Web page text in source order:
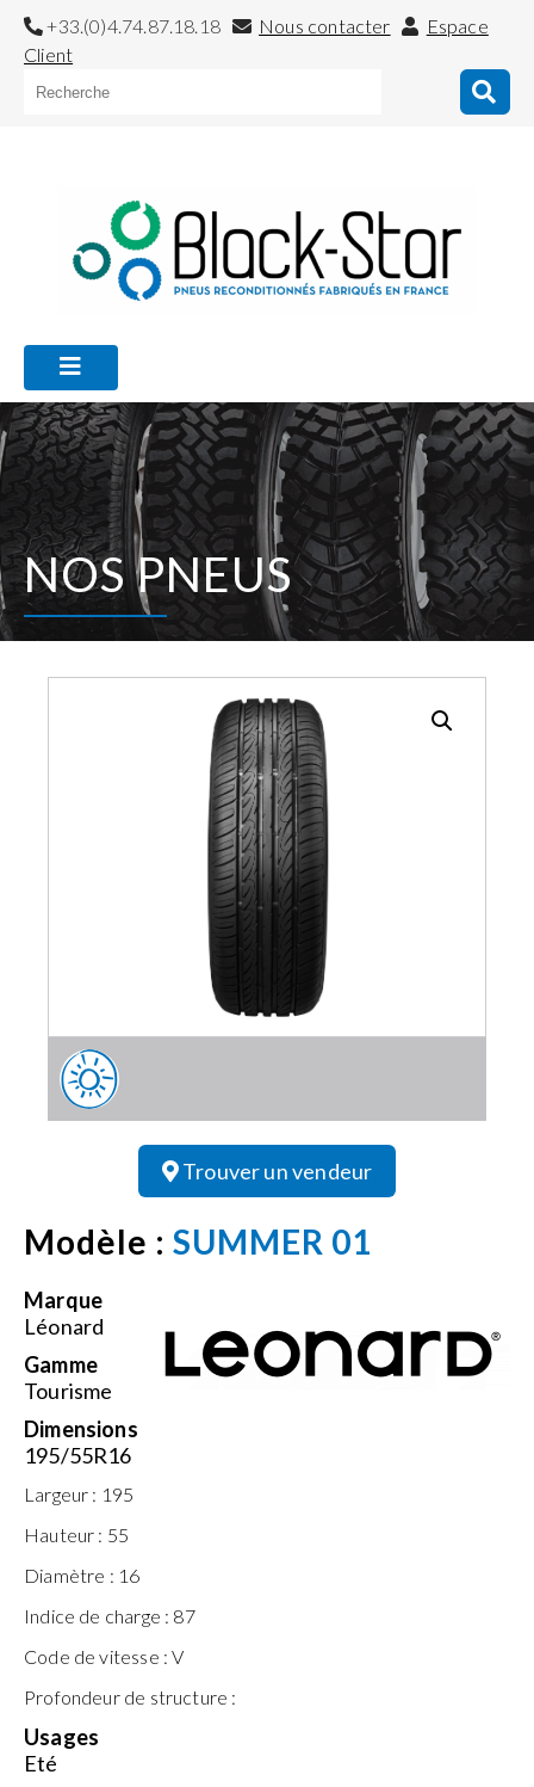
+33.(0)4.74.87.18.18 Nous contacter
Espace
Client
NOS PNEUS
Trouver un vendeur
Modèle : SUMMER 01
Marque
Léonard
Gamme
Tourisme
Dimensions
195/55R16
Largeur : 195
Hauteur : 55
Diamètre : 16
Indice de charge : 87
Code de vitesse : V
Profondeur de structure :
Usages
Eté